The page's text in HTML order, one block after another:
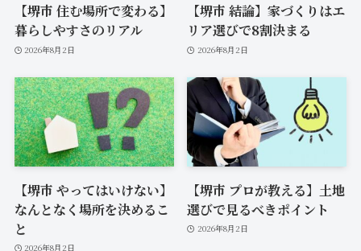
【堺市 住む場所で変わる】
暮らしやすさのリアル
2026年8月2日
【堺市 結論】家づくりはエ
リア選びで8割決まる
2026年8月2日
【堺市 やってはいけない】
なんとなく場所を決めるこ
と
2026年8月2日
【堺市 プロが教える】土地
選びで見るべきポイント
2026年8月2日